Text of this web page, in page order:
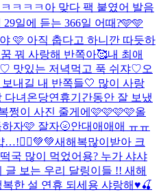
ㅋㅋㅋ아 맞다 팩 붙였어 발음
일에 듣는 366일 어때?🩵🩵
🩷 아직 춥다고 하니깐 따듯하
꿔 사랑해 반쪽아🥰내 최애
맛있는 저녁먹고 푹 쉬쟈♡오
내길 내 반쪽들🤍 많이 사랑
다녀온당연휴기간동안 잘 보냈
쩡이 사진 줄게에🩷🩷🩷🩷올
자🩷 잘자🌝안대애애애 ㅠㅠ
…!🧚‍♀️💚💚새해복많이받아 크
국 많이 먹었어용? 누가 샤샤
보는 우리 달링이들 !! 새해
한 설 연휴 되세용 샤랑해♥️🍒